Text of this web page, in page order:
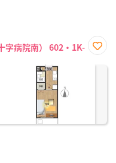
字病院南） 602・1K-
に入